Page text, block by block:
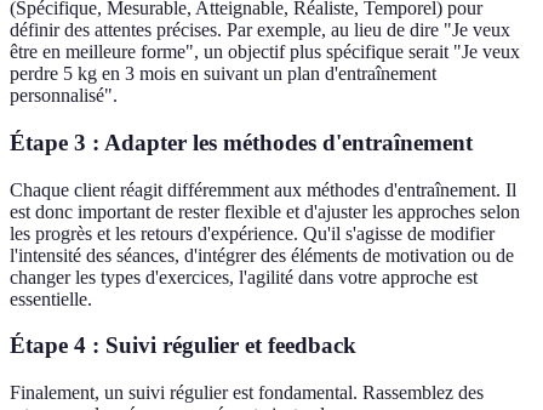
(Spécifique, Mesurable, Atteignable, Réaliste, Temporel) pour
définir des attentes précises. Par exemple, au lieu de dire "Je veux
être en meilleure forme", un objectif plus spécifique serait "Je veux
perdre 5 kg en 3 mois en suivant un plan d'entraînement
personnalisé".
Étape 3 : Adapter les méthodes d'entraînement
Chaque client réagit différemment aux méthodes d'entraînement. Il
est donc important de rester flexible et d'ajuster les approches selon
les progrès et les retours d'expérience. Qu'il s'agisse de modifier
l'intensité des séances, d'intégrer des éléments de motivation ou de
changer les types d'exercices, l'agilité dans votre approche est
essentielle.
Étape 4 : Suivi régulier et feedback
Finalement, un suivi régulier est fondamental. Rassemblez des